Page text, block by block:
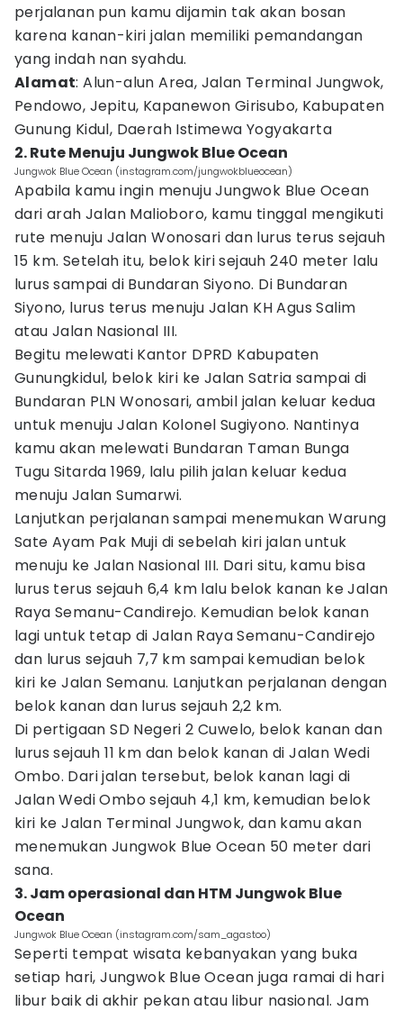
perjalanan pun kamu dijamin tak akan bosan
karena kanan-kiri jalan memiliki pemandangan
yang indah nan syahdu.
Alamat: Alun-alun Area, Jalan Terminal Jungwok,
Pendowo, Jepitu, Kapanewon Girisubo, Kabupaten
Gunung Kidul, Daerah Istimewa Yogyakarta
2. Rute Menuju Jungwok Blue Ocean
Jungwok Blue Ocean (instagram.com/jungwokblueocean)
Apabila kamu ingin menuju Jungwok Blue Ocean
dari arah Jalan Malioboro, kamu tinggal mengikuti
rute menuju Jalan Wonosari dan lurus terus sejauh
15 km. Setelah itu, belok kiri sejauh 240 meter lalu
lurus sampai di Bundaran Siyono. Di Bundaran
Siyono, lurus terus menuju Jalan KH Agus Salim
atau Jalan Nasional III.
Begitu melewati Kantor DPRD Kabupaten
Gunungkidul, belok kiri ke Jalan Satria sampai di
Bundaran PLN Wonosari, ambil jalan keluar kedua
untuk menuju Jalan Kolonel Sugiyono. Nantinya
kamu akan melewati Bundaran Taman Bunga
Tugu Sitarda 1969, lalu pilih jalan keluar kedua
menuju Jalan Sumarwi.
Lanjutkan perjalanan sampai menemukan Warung
Sate Ayam Pak Muji di sebelah kiri jalan untuk
menuju ke Jalan Nasional III. Dari situ, kamu bisa
lurus terus sejauh 6,4 km lalu belok kanan ke Jalan
Raya Semanu-Candirejo. Kemudian belok kanan
lagi untuk tetap di Jalan Raya Semanu-Candirejo
dan lurus sejauh 7,7 km sampai kemudian belok
kiri ke Jalan Semanu. Lanjutkan perjalanan dengan
belok kanan dan lurus sejauh 2,2 km.
Di pertigaan SD Negeri 2 Cuwelo, belok kanan dan
lurus sejauh 11 km dan belok kanan di Jalan Wedi
Ombo. Dari jalan tersebut, belok kanan lagi di
Jalan Wedi Ombo sejauh 4,1 km, kemudian belok
kiri ke Jalan Terminal Jungwok, dan kamu akan
menemukan Jungwok Blue Ocean 50 meter dari
sana.
3. Jam operasional dan HTM Jungwok Blue
Ocean
Jungwok Blue Ocean (instagram.com/sam_agastoo)
Seperti tempat wisata kebanyakan yang buka
setiap hari, Jungwok Blue Ocean juga ramai di hari
libur baik di akhir pekan atau libur nasional. Jam